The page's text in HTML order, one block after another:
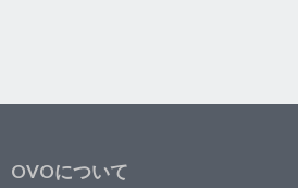
OVOについて